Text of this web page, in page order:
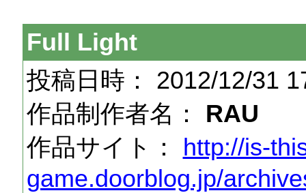
Full Light
投稿日時： 2012/12/31
作品制作者名： RAU
作品サイト： http://is-
game.doorblog.jp/